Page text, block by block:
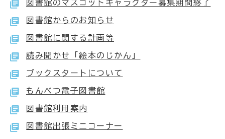
図書館のマスコットキャラクター募集期間終了
図書館からのお知らせ
図書館に関する計画等
読み聞かせ「絵本のじかん」
ブックスタートについて
もんべつ電子図書館
図書館利用案内
図書館出張ミニコーナー